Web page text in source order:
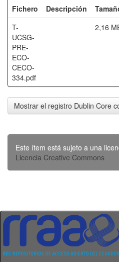
Fichero
Descripción
T-
UCSG-
PRE-
ECO-
CECO-
334.pdf
2,16
Mostrar el registro Dublin Core
Este ítem está sujeto a una
Licencia Creative Commons